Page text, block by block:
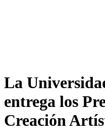
La
entrega los
Creación